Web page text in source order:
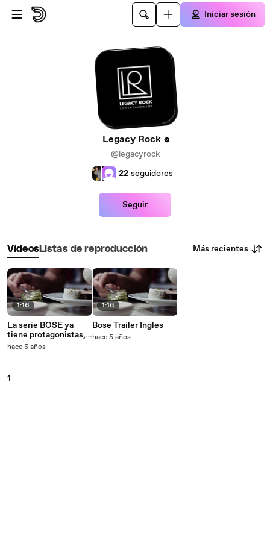
Saltar al contenido principal
Iniciar sesión
Legacy Rock
@legacyrock
22 seguidores
Seguir
VídeosListas de reproducción Más recientes
1:16
La serie BOSE ya
tiene protagonistas,
una serie original de
hace 5 años
1:16
Bose Trailer Ingles
hace 5 años
1